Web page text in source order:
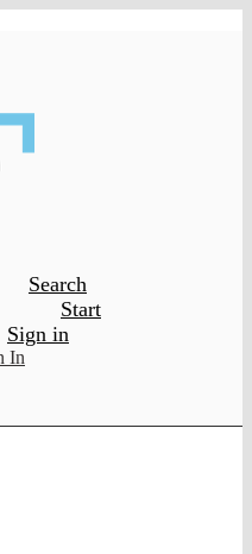
Search
Start
Sign in
In